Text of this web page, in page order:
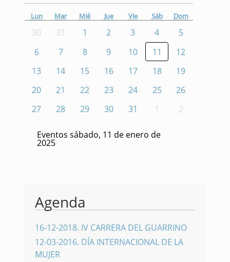
Lun Mar Mié Jue Vie Sáb Dom
30 31 1 2 3 4
5
6
7 8 9 10 11
12
13
14 15 16 17 18
19
20
21 22 23 24 25
26
27
28 29 30 31 1 2
Eventos sábado, 11 de enero de
2025
Agenda
16-12-2018. IV CARRERA DEL GUARRINO
12-03-2016. DÍA INTERNACIONAL DE LA
MUJER